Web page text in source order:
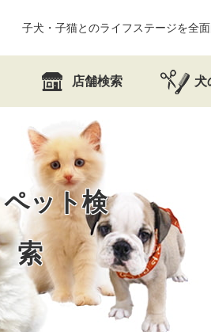
子犬・子猫とのライフステージを全
店舗検索 犬
ペット検
索